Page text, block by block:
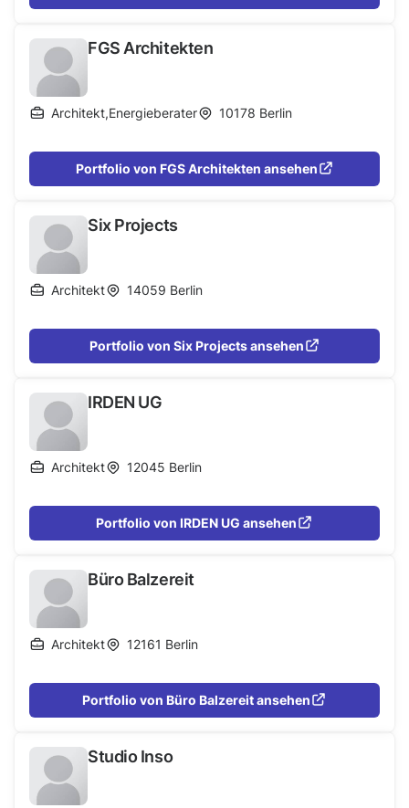
Zuverlässigkeit. Schwerpunkte sind Wohngebäude
Gewerbe- und Industriebau, Schulen, Kitas und
Tagespflege.
FGS Architekten
Architekt,Energieberater 10178 Berlin
Portfolio von FGS Architekten ansehen
Six Projects
Architekt 14059 Berlin
Portfolio von Six Projects ansehen
IRDEN UG
Architekt 12045 Berlin
Portfolio von IRDEN UG ansehen
Büro Balzereit
Architekt 12161 Berlin
Portfolio von Büro Balzereit ansehen
Studio Inso